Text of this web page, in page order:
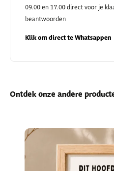
09.00 en 17.00 direct voor je
beantwoorden
Klik om direct te Whatsappen
Ontdek onze andere